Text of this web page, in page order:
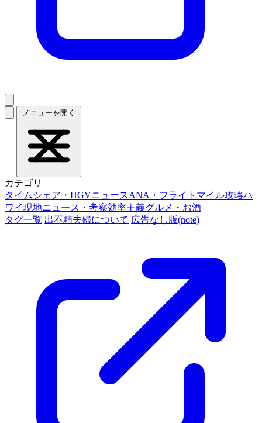
メニューを開く
カテゴリ
タイムシェア・HGVニュースANA・フライトマイル攻略ハ
ワイ現地ニュース・考察効率主義グルメ・お酒
タグ一覧 出不精夫婦について 広告なし版(note)